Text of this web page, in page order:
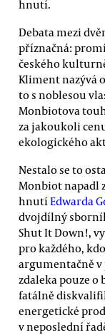
hnutí.
Debata mezi
příznačná:
českého
Kliment nazývá
to s noblesou
Monbiotova
za jakoukoli
ekologického
Nestalo se to
Monbiot napadl
hnutíEdwarda
dvojdílný
Shut It Down!,
pro každého,
argumentačně v
zdaleka pouze
fatálně
energetické
v neposlední